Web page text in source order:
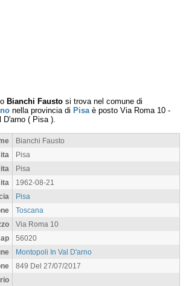
Bianchi Fausto si trova nel comune di
nella provincia di Pisaè posto Via Roma 10 -
D'arno ( Pisa).
Bianchi Fausto
Pisa
Pisa
1962-08-21
Pisa
Toscana
Via Roma 10
56020
Montopoli In Val D'arno
849 Del 27/07/2017